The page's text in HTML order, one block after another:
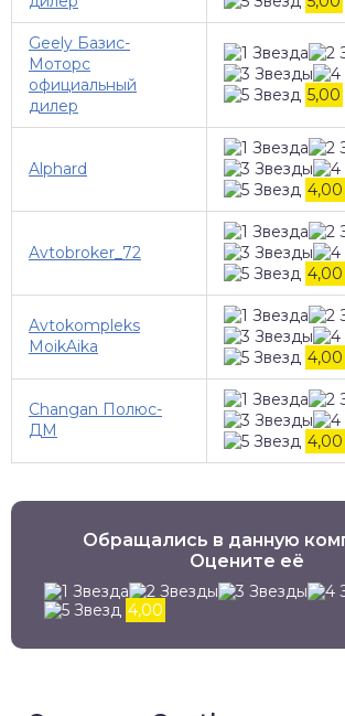
Geely Базис-
Моторс
официальный
дилер
5,00
Alphard
4,00
Avtobroker_72
4,00
Avtokompleks
MoikAika
4,00
Changan Полюс-
ДМ
4,00
Обращались в данную
Оцените её
4,00